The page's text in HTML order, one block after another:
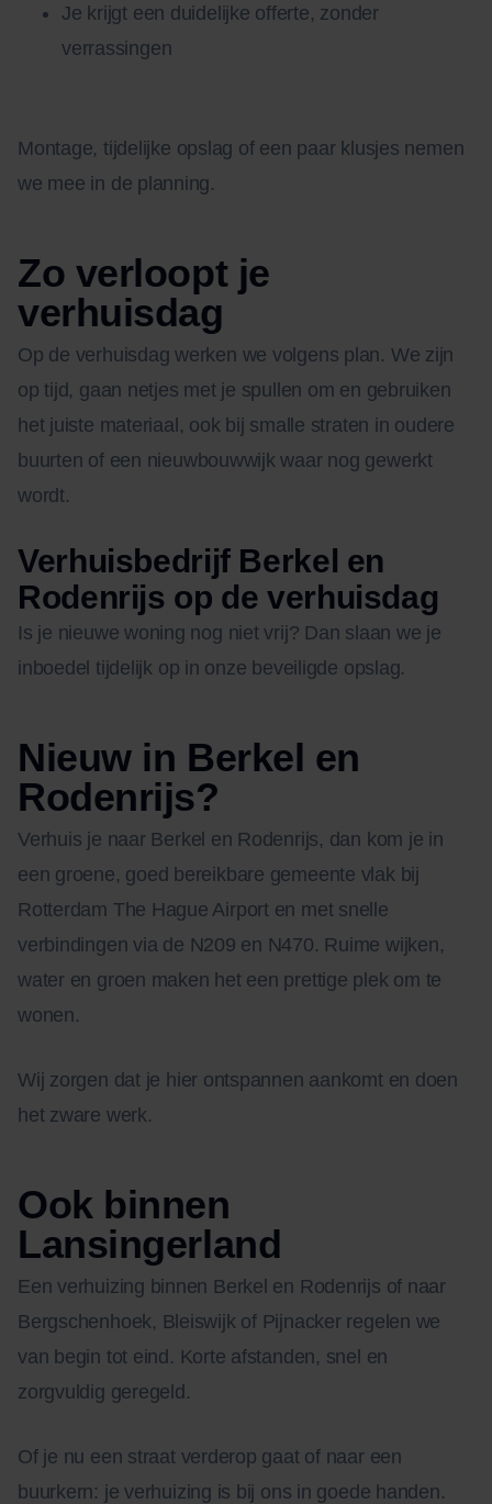
Je krijgt een duidelijke offerte, zonder
verrassingen
Montage, tijdelijke opslag of een paar klusjes nemen
we mee in de planning.
Zo verloopt je
verhuisdag
Op de verhuisdag werken we volgens plan. We zijn
op tijd, gaan netjes met je spullen om en gebruiken
het juiste materiaal, ook bij smalle straten in oudere
buurten of een nieuwbouwwijk waar nog gewerkt
wordt.
Verhuisbedrijf Berkel en
Rodenrijs op de verhuisdag
Is je nieuwe woning nog niet vrij? Dan slaan we je
inboedel tijdelijk op in onze beveiligde opslag.
Nieuw in Berkel en
Rodenrijs?
Verhuis je naar Berkel en Rodenrijs, dan kom je in
een groene, goed bereikbare gemeente vlak bij
Rotterdam The Hague Airport en met snelle
verbindingen via de N209 en N470. Ruime wijken,
water en groen maken het een prettige plek om te
wonen.
Wij zorgen dat je hier ontspannen aankomt en doen
het zware werk.
Ook binnen
Lansingerland
Een verhuizing binnen Berkel en Rodenrijs of naar
Bergschenhoek, Bleiswijk of Pijnacker regelen we
van begin tot eind. Korte afstanden, snel en
zorgvuldig geregeld.
Of je nu een straat verderop gaat of naar een
buurkern: je verhuizing is bij ons in goede handen.